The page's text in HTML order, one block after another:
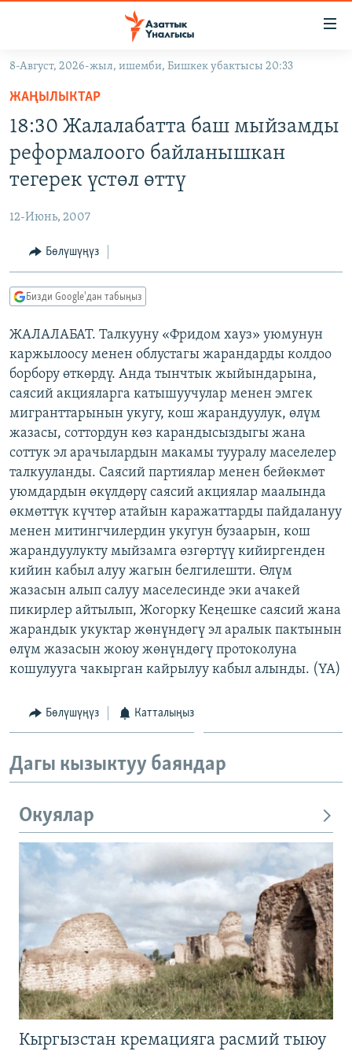
Навигацияга
өтүңүз
салыңызКЫРГЫЗСТАН
МАДАНИЯТ
ДҮЙНӨ
УКРАИНА
ТВ ПРОГРАММАЛАР
БҮГҮН АЗАТТЫКТА
ДАНИСТЕ
ЭЖЕ-СИҢДИЛЕР
АЗАТТЫК+
ЫҢГАЙСЫЗ СУРООЛОР
ПОДКАСТ
ОНЛАЙН ШЕРИНЕ
ЭЕ/АРнун бардык сайттары
8-Август, 2026-жыл, ишемби, Бишкек убактысы 20:33
ЖАҢЫЛЫКТАР
18:30 Жалалабатта баш мыйзамды
реформалоого байланышкан
тегерек үстөл өттү
12-Июнь, 2007
Бөлүшүңүз
Бизди Google'дан табыңыз
ЖАЛАЛАБАТ. Талкууну «Фридом хауз» уюмунун
каржылоосу менен облустагы жарандарды колдоо
борбору өткөрдү. Анда тынчтык жыйындарына,
саясий акцияларга катышуучулар менен эмгек
мигранттарынын укугу, кош жарандуулук, өлүм
жазасы, соттордун көз карандысыздыгы жана
соттук эл арачылардын макамы тууралу маселелер
талкууланды. Саясий партиялар менен бейөкмөт
уюмдардын өкүлдөрү саясий акциялар маалында
өкмөттүк күчтөр атайын каражаттарды пайдалануу
менен митингчилердин укугун бузаарын, кош
жарандуулукту мыйзамга өзгөртүү кийиргенден
кийин кабыл алуу жагын белгилешти. Өлүм
жазасын алып салуу маселесинде эки ачакей
пикирлер айтылып, Жогорку Кеңешке саясий жана
жарандык укуктар жөнүндөгү эл аралык пактынын
өлүм жазасын жоюу жөнүндөгү протоколуна
кошулууга чакырган кайрылуу кабыл алынды. (YA)
Бөлүшүңүз Катталыңыз
Дагы кызыктуу баяндар
Окуялар
Кыргызстан кремацияга расмий тыюу